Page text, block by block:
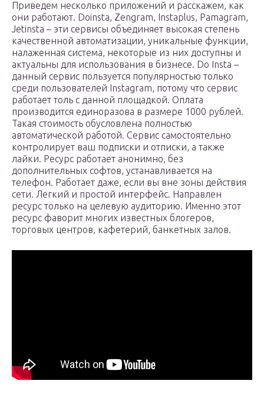
Приведем несколько приложений и расскажем, как
они работают. Doinsta, Zengram, Instaplus, Pamagram,
Jetinsta – эти сервисы объединяет высокая степень
качественной автоматизации, уникальные функции,
налаженная система, некоторые из них доступны и
актуальны для использования в бизнесе. Do Insta –
данный сервис пользуется популярностью только
среди пользователей Instagram, потому что сервис
работает толь с данной площадкой. Оплата
производится единоразова в размере 1000 рублей.
Такая стоимость обусловлена полностью
автоматической работой. Сервис самостоятельно
контролирует ваш подписки и отписки, а также
лайки. Ресурс работает анонимно, без
дополнительных софтов, устанавливается на
телефон. Работает даже, если вы вне зоны действия
сети. Легкий и простой интерфейс. Направлен
ресурс только на целевую аудиторию. Именно этот
ресурс фаворит многих известных блогеров,
торговых центров, кафетерий, банкетных залов.